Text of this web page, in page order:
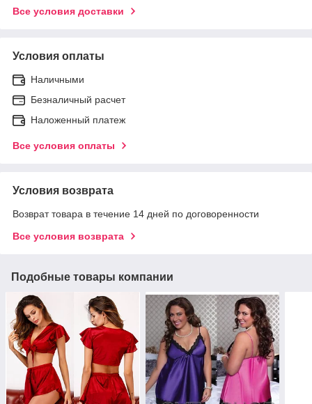
Все условия доставки
Условия оплаты
Наличными
Безналичный расчет
Наложенный платеж
Все условия оплаты
Условия возврата
Возврат товара в течение 14 дней по договоренности
Все условия возврата
Подобные товары компании